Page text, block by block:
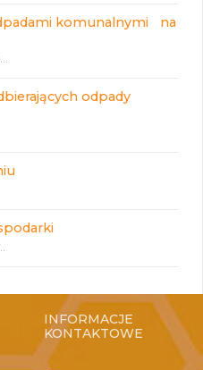
komunalnymi na
odpady
INFORMACJE
KONTAKTOWE